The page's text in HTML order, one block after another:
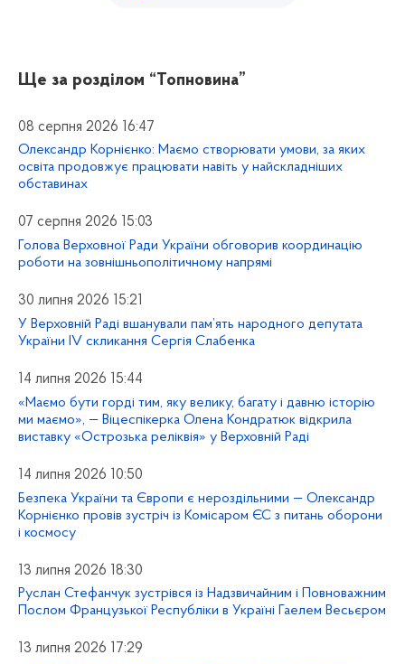
Ще за розділом “Топновина”
08 серпня 2026 16:47
Олександр Корнієнко: Маємо створювати умови, за яких
освіта продовжує працювати навіть у найскладніших
обставинах
07 серпня 2026 15:03
Голова Верховної Ради України обговорив координацію
роботи на зовнішньополітичному напрямі
30 липня 2026 15:21
У Верховній Раді вшанували пам’ять народного депутата
України IV скликання Сергія Слабенка
14 липня 2026 15:44
«Маємо бути горді тим, яку велику, багату і давню історію
ми маємо», — Віцеспікерка Олена Кондратюк відкрила
виставку «Острозька реліквія» у Верховній Раді
14 липня 2026 10:50
Безпека України та Європи є нероздільними — Олександр
Корнієнко провів зустріч із Комісаром ЄС з питань оборони
і космосу
13 липня 2026 18:30
Руслан Стефанчук зустрівся із Надзвичайним і Повноважним
Послом Французької Республіки в Україні Гаелем Весьєром
13 липня 2026 17:29